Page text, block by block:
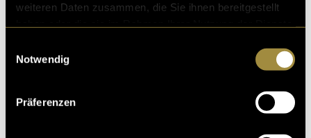
weiteren Daten zusammen, die Sie ihnen bereitgestellt
Notwendig
Präferenzen